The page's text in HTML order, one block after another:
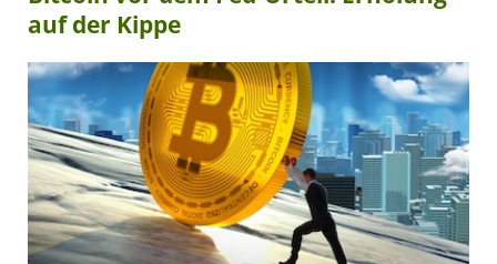
auf der Kippe